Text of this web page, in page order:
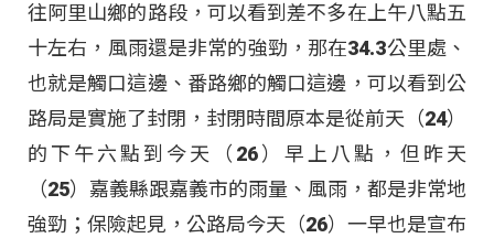
往阿里山鄉的路段，可以看到差不多在上午八點五
十左右，風雨還是非常的強勁，那在34.3公里處、
也就是觸口這邊、番路鄉的觸口這邊，可以看到公
路局是實施了封閉，封閉時間原本是從前天（24）
的下午六點到今天（26）早上八點，但昨天
（25）嘉義縣跟嘉義市的雨量、風雨，都是非常地
強勁；保險起見，公路局今天（26）一早也是宣布